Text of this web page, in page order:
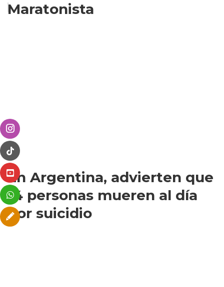
Maratonista
En Argentina, advierten que
14 personas mueren al día
por suicidio